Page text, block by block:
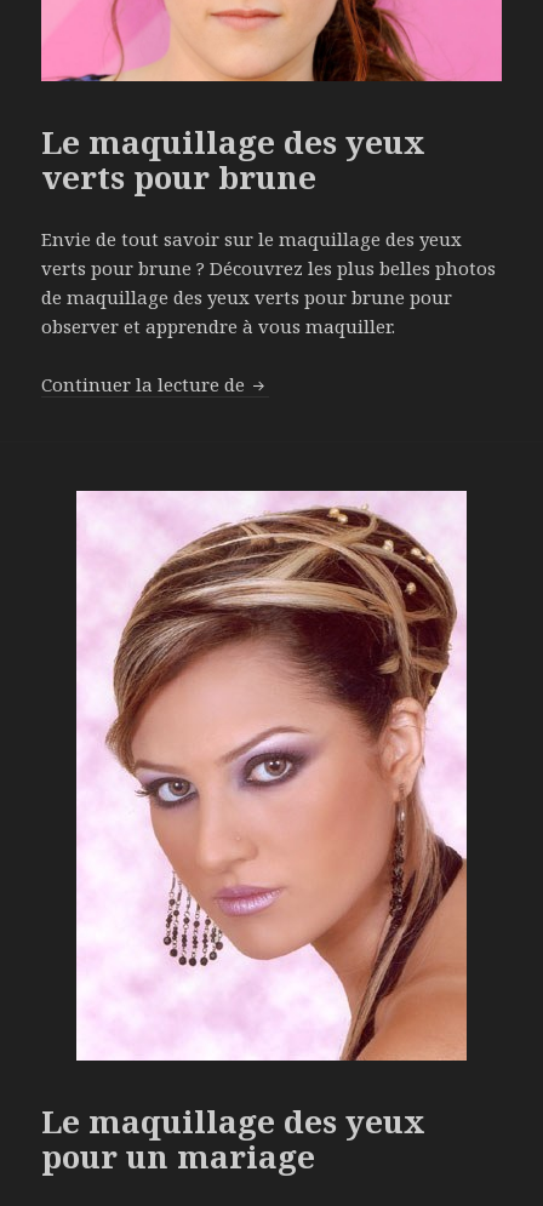
Le maquillage des yeux
verts pour brune
Envie de tout savoir sur le maquillage des yeux
verts pour brune ? Découvrez les plus belles photos
de maquillage des yeux verts pour brune pour
observer et apprendre à vous maquiller.
Continuer la lecture de Le maquillage des yeux verts
Le maquillage des yeux
pour un mariage